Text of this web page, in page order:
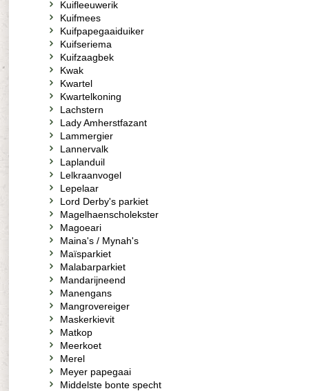
Kuifleeuwerik
Kuifmees
Kuifpapegaaiduiker
Kuifseriema
Kuifzaagbek
Kwak
Kwartel
Kwartelkoning
Lachstern
Lady Amherstfazant
Lammergier
Lannervalk
Laplanduil
Lelkraanvogel
Lepelaar
Lord Derby's parkiet
Magelhaenscholekster
Magoeari
Maina's / Mynah's
Maïsparkiet
Malabarparkiet
Mandarijneend
Manengans
Mangrovereiger
Maskerkievit
Matkop
Meerkoet
Merel
Meyer papegaai
Middelste bonte specht